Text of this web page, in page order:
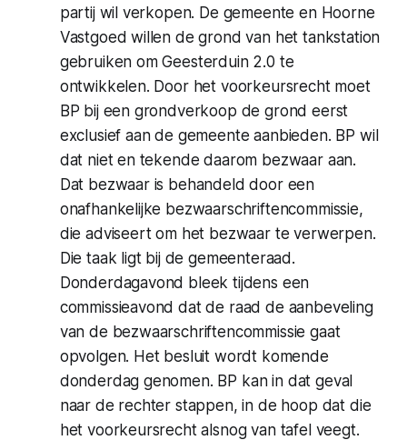
partij wil verkopen. De gemeente en Hoorne
Vastgoed willen de grond van het tankstation
gebruiken om Geesterduin 2.0 te
ontwikkelen. Door het voorkeursrecht moet
BP bij een grondverkoop de grond eerst
exclusief aan de gemeente aanbieden. BP wil
dat niet en tekende daarom bezwaar aan.
Dat bezwaar is behandeld door een
onafhankelijke bezwaarschriftencommissie,
die adviseert om het bezwaar te verwerpen.
Die taak ligt bij de gemeenteraad.
Donderdagavond bleek tijdens een
commissieavond dat de raad de aanbeveling
van de bezwaarschriftencommissie gaat
opvolgen. Het besluit wordt komende
donderdag genomen. BP kan in dat geval
naar de rechter stappen, in de hoop dat die
het voorkeursrecht alsnog van tafel veegt.